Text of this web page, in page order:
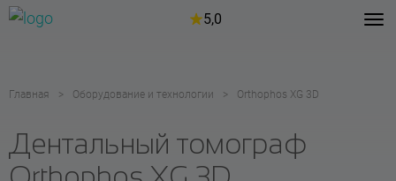
5,0
Главная Оборудование и технологии Orthophos XG 3D
Дентальный томограф